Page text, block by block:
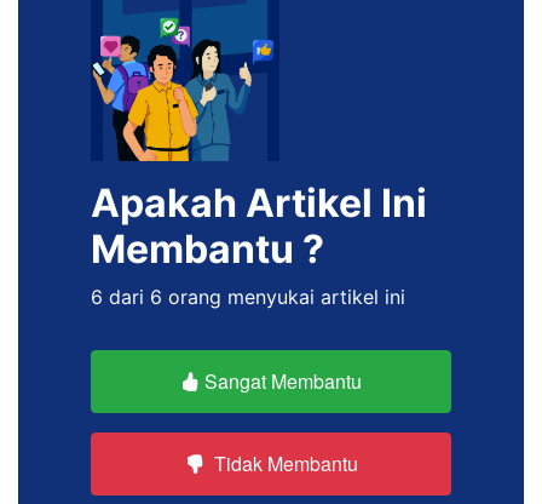
Apakah Artikel Ini
Membantu ?
6 dari 6 orang menyukai artikel ini
Sangat Membantu
Tidak Membantu